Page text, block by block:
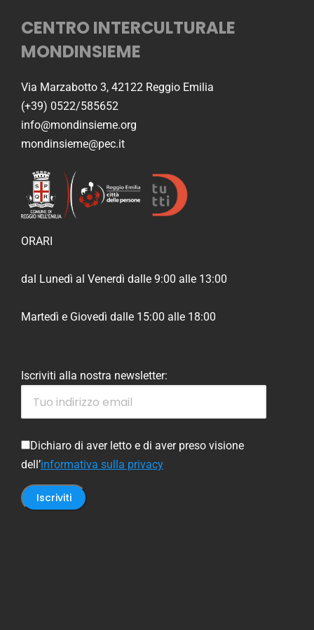
CENTRO INTERCULTURALE
MONDINSIEME
Via Marzabotto 3, 42122 Reggio Emilia
(+39) 0522/585652
info@mondinsieme.org
mondinsieme@pec.it
ORARI
dal Lunedì al Venerdì dalle 9:00 alle 13:00
Martedì e Giovedì dalle 15:00 alle 18:00
Iscriviti alla nostra newsletter:
Dichiaro di aver letto e di aver preso visione
dell’informativa sulla privacy